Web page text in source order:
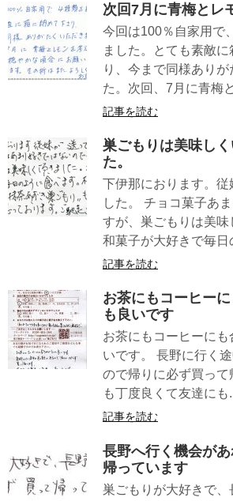
次回7月に青梅とレ
今回は100％自家用で
ました。とても素敵に
り、今まで同様あり
た。次回、7月に青梅
記事を読む
巣ごもりは美味し
た。
下伊那におります。従
した。 チョコ菓子あ
すが、巣ごもりは美味
和菓子が大好きで毎日
記事を読む
お茶にもコーヒー
も良いです
お茶にもコーヒーにも
いです。 長野に行く
ので帰りに必ず買って
も丁度良くて友達にも
記事を読む
長野へ行く機会が
帰っています
巣ごもりが大好きで